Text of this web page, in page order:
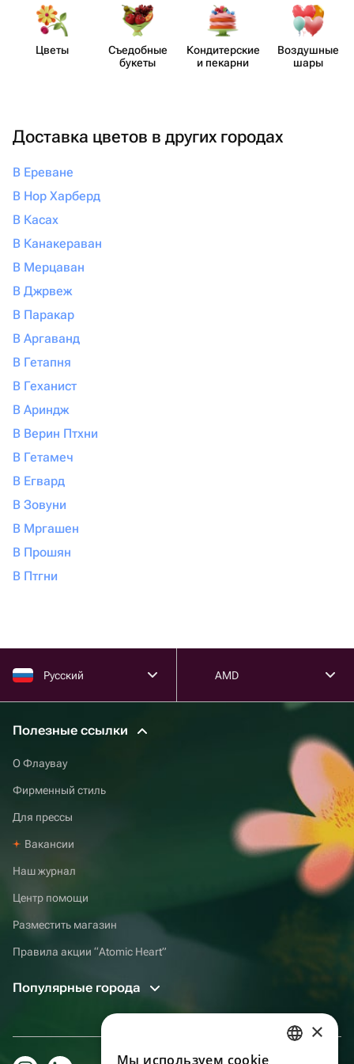
Цветы
Съедобные
букеты
Кондит​ерские
и пекарни
Воздушные
шары
Доставка цветов в других городах
В Ереване
В Нор Харберд
В Касах
В Канакераван
В Мерцаван
В Джрвеж
В Паракар
В Аргаванд
В Гетапня
В Геханист
В Ариндж
В Верин Птхни
В Гетамеч
В Егвард
В Зовуни
В Мргашен
В Прошян
В Птгни
Русский AMD
Полезные ссылки
О Флаувау
Фирменный стиль
Для прессы
Вакансии
Наш журнал
Центр помощи
Разместить магазин
Правила акции “Atomic Heart”
Популярные города
×
Мы используем сookie